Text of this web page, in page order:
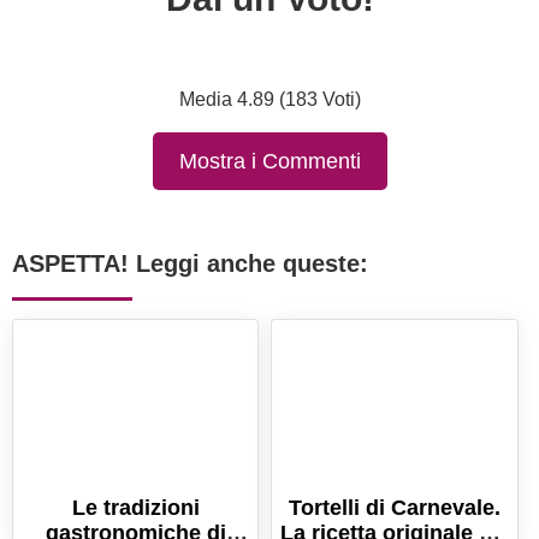
Media 4.89 (183 Voti)
Mostra i Commenti
ASPETTA! Leggi anche queste:
Le tradizioni
gastronomiche di
Tortelli di Carnevale.
La ricetta originale dei